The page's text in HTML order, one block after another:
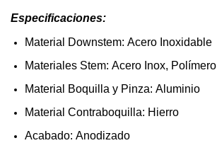
Especificaciones:
Material
Downstem: Acero Inoxidable
Materiales Stem: Acero Inox, Polímero
Material
Boquilla y Pinza: Aluminio
Material Contraboquilla: Hierro
Acabado: Anodizado